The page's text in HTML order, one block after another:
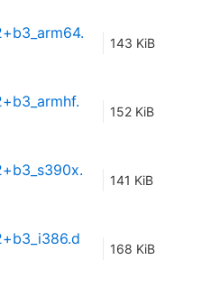
143 KiB
152 KiB
141 KiB
168 KiB